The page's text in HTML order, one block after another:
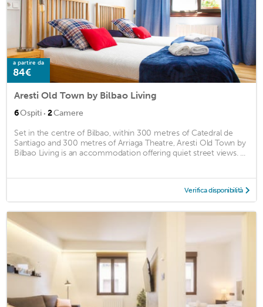
a partire da
84€
Aresti Old Town by Bilbao Living
6Ospiti · 2Camere
Set in the centre of Bilbao, within 300 metres of Catedral de
Santiago and 300 metres of Arriaga Theatre, Aresti Old Town by
Bilbao Living is an accommodation offering quiet street views. ...
Verifica disponibilità